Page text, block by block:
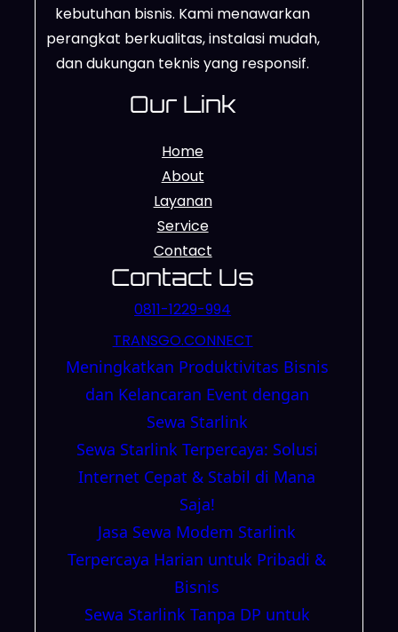
kebutuhan bisnis. Kami menawarkan
perangkat berkualitas, instalasi mudah,
dan dukungan teknis yang responsif.
Our Link
Home
About
Layanan
Service
Contact
Contact Us
0811-1229-994
TRANSGO.CONNECT
Meningkatkan Produktivitas Bisnis
dan Kelancaran Event dengan
Sewa Starlink
Sewa Starlink Terpercaya: Solusi
Internet Cepat & Stabil di Mana
Saja!
Jasa Sewa Modem Starlink
Terpercaya Harian untuk Pribadi &
Bisnis
Sewa Starlink Tanpa DP untuk